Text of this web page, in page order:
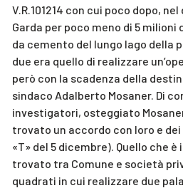
V.R.101214 con cui poco dopo,
Garda per poco meno di 5
da cemento del lungo lago della
due era quello di realizzare
però con la scadenza della
sindaco Adalberto Mosaner. Di
investigatori, osteggiato
trovato un accordo con loro e
«T» del 5 dicembre). Quello che
trovato tra Comune e società
quadrati in cui realizzare due